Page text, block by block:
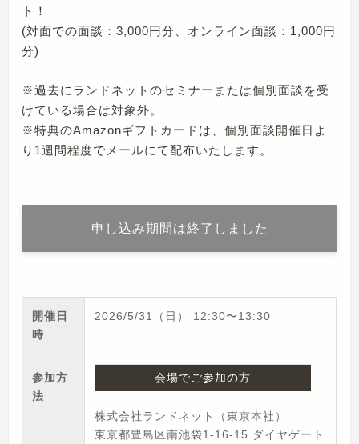
ト！
(対面での面談：3,000円分、オンライン面談：1,000円
分)
※過去にランドネットのセミナーまたは個別面談を受
けている場合は対象外。
※特典のAmazonギフトカードは、個別面談開催日よ
り1週間程度でメールにて配布いたします。
申し込み期間は終了しました
開催日
時
2026/5/31（日） 12:30〜13:30
参加方
法
会場でご参加の方
株式会社ランドネット（東京本社）
東京都豊島区南池袋1-16-15 ダイヤゲート